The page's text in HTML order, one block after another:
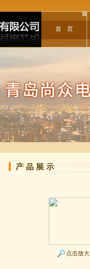
首 页
点击放大